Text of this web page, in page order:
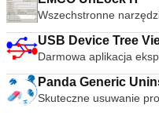
wideo. streszczenie VLC Media Player to po prostu
najbardziej
darmowy odtwarzacz
rynku bezpłatnych
ciągłemu rozwojowi i
Szukasz VLC Media
Wszechstronne
USB Device Tree
Darmowa aplikacja
Panda Generic
Skuteczne usuwanie